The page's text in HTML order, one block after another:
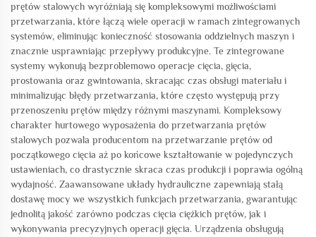
prętów stalowych wyróżniają się kompleksowymi możliwościami
przetwarzania, które łączą wiele operacji w ramach zintegrowanych
systemów, eliminując konieczność stosowania oddzielnych maszyn i
znacznie usprawniając przepływy produkcyjne. Te zintegrowane
systemy wykonują bezproblemowo operacje cięcia, gięcia,
prostowania oraz gwintowania, skracając czas obsługi materiału i
minimalizując błędy przetwarzania, które często występują przy
przenoszeniu prętów między różnymi maszynami. Kompleksowy
charakter hurtowego wyposażenia do przetwarzania prętów
stalowych pozwala producentom na przetwarzanie prętów od
początkowego cięcia aż po końcowe kształtowanie w pojedynczych
ustawieniach, co drastycznie skraca czas produkcji i poprawia ogólną
wydajność. Zaawansowane układy hydrauliczne zapewniają stałą
dostawę mocy we wszystkich funkcjach przetwarzania, gwarantując
jednolitą jakość zarówno podczas cięcia ciężkich prętów, jak i
wykonywania precyzyjnych operacji gięcia. Urządzenia obsługują